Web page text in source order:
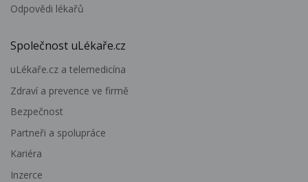
Odpovědi lékařů
Společnost uLékaře.cz
uLékaře.cz a telemedicína
Zdraví a prevence ve firmě
Bezpečnost
Partneři a spolupráce
Kariéra
Inzerce